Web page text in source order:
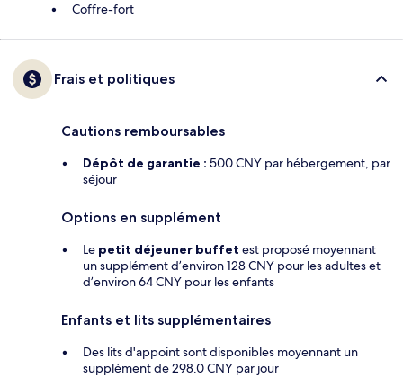
Coffre-fort
Frais et politiques
Cautions remboursables
Dépôt de garantie : 500 CNY par hébergement, par
séjour
Options en supplément
Le petit déjeuner buffet est proposé moyennant
un supplément d’environ 128 CNY pour les adultes et
d’environ 64 CNY pour les enfants
Enfants et lits supplémentaires
Des lits d'appoint sont disponibles moyennant un
supplément de 298.0 CNY par jour